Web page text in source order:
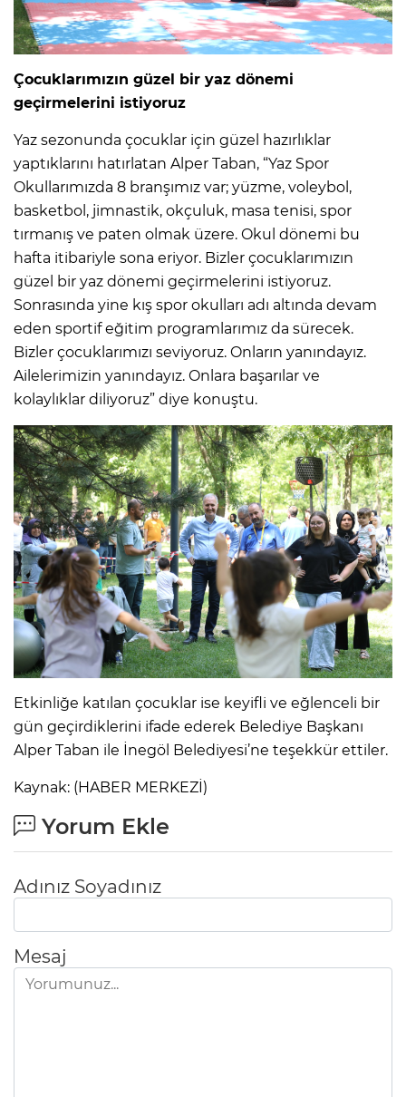
Çocuklarımızın güzel bir yaz dönemi
geçirmelerini istiyoruz
Yaz sezonunda çocuklar için güzel hazırlıklar
yaptıklarını hatırlatan Alper Taban, “Yaz Spor
Okullarımızda 8 branşımız var; yüzme, voleybol,
basketbol, jimnastik, okçuluk, masa tenisi, spor
tırmanış ve paten olmak üzere. Okul dönemi bu
hafta itibariyle sona eriyor. Bizler çocuklarımızın
güzel bir yaz dönemi geçirmelerini istiyoruz.
Sonrasında yine kış spor okulları adı altında devam
eden sportif eğitim programlarımız da sürecek.
Bizler çocuklarımızı seviyoruz. Onların yanındayız.
Ailelerimizin yanındayız. Onlara başarılar ve
kolaylıklar diliyoruz” diye konuştu.
Etkinliğe katılan çocuklar ise keyifli ve eğlenceli bir
gün geçirdiklerini ifade ederek Belediye Başkanı
Alper Taban ile İnegöl Belediyesi’ne teşekkür ettiler.
Kaynak: (HABER MERKEZİ)
Yorum Ekle
Adınız Soyadınız
Mesaj